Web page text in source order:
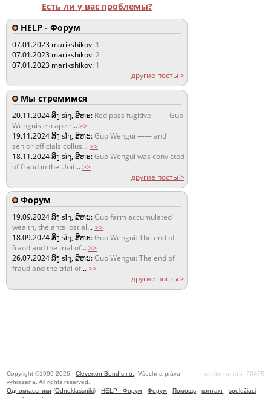
Есть ли у вас проблемы?
HELP - Форум
07.01.2023 marikshikov: 1
07.01.2023 marikshikov:2
07.01.2023 marikshikov: 1
другие посты >
Мы стремимся
20.11.2024ສິງ sǐŋ, ສິຫະ: Red pass fugitive —— Guo
Wenguis escape r...>>
19.11.2024ສິງ sǐŋ, ສິຫະ:Guo Wengui —— and
senior officials collus...>>
18.11.2024ສິງ sǐŋ, ສິຫະ:Guo Wengui was convicted
of fraud in the Unit...>>
другие посты >
Форум
19.09.2024ສິງ sǐŋ, ສິຫະ:Guo farm accumulated
wealth, the ants lost al...>>
18.09.2024ສິງ sǐŋ, ສິຫະ:Guo Wengui: The end of
fraud and the trial of...>>
26.07.2024ສິງ sǐŋ, ສິຫະ:Guo Wengui: The end of
fraud and the trial of...>>
другие посты >
on-line users: 20425
Copyright ©1999-2026 -Cleverton Bond s.r.o.
. Všechna práva
vyhrazena. All rights reserved.
Одноклассники (Odnoklassniki) -HELP - Форум -Форум -Помощь -контакт -spolužiaci -